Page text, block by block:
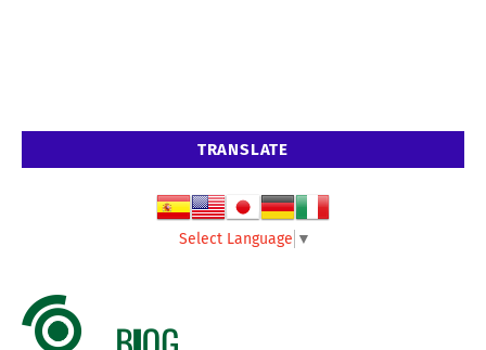
TRANSLATE
Select Language ▼